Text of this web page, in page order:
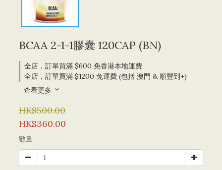
BCAA 2-1-1膠囊 120CAP (BN)
全店，訂單買滿 $600 免香港本地運費
全店，訂單買滿 $1200 免運費 (包括 澳門 & 順豐到+)
查看更多
HK$500.00
HK$360.00
數量